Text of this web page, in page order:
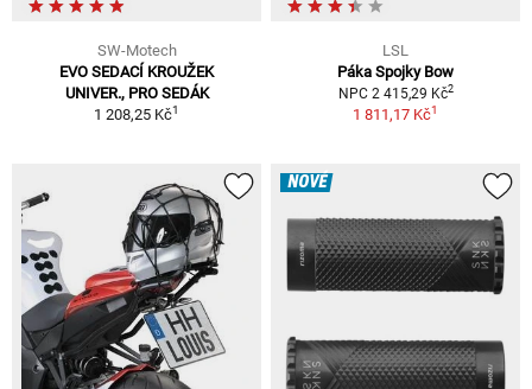
SW-Motech
EVO SEDACÍ KROUŽEK
UNIVER., PRO SEDÁK
1 208,25 Kč1
LSL
Páka Spojky Bow
NPC 2 415,29 Kč2
1 811,17 Kč1
NOVÉ